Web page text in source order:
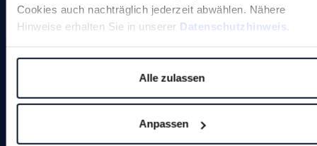
Cookies auch nachträglich jederzeit abwählen. Nähere
Hinweise erhalten Sie in unserer Datenschutzhinweis.
Alle zulassen
Anpassen
Entgratmaschinen (undefinierte
Kantenbearbeitung)
Gleitschleifmaschinen
Anfasmaschinen (definierte